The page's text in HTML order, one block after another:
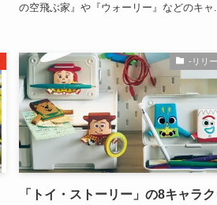
の空飛ぶ家』や『ウォーリー』などのキャ
-リリ
「トイ・ストーリー」の8キャラク